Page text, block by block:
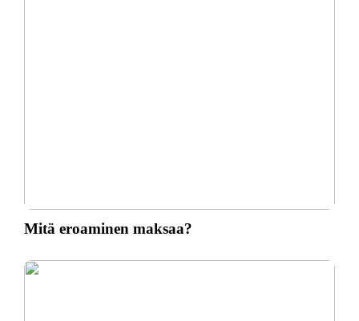
Mitä eroaminen maksaa?